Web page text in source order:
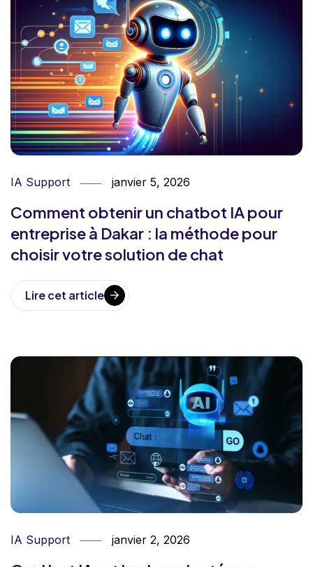
IA Support janvier 5, 2026
Comment obtenir un chatbot IA pour
entreprise à Dakar : la méthode pour
choisir votre solution de chat
Lire cet article
IA Support janvier 2, 2026